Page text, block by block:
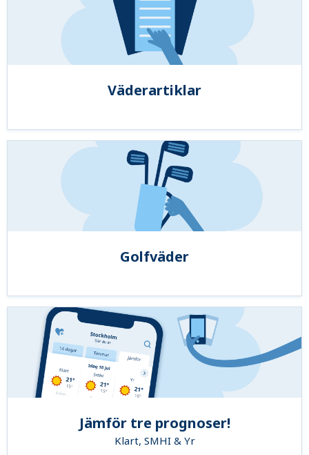
Väderartiklar
Golfväder
Jämför tre prognoser!
Klart, SMHI & Yr